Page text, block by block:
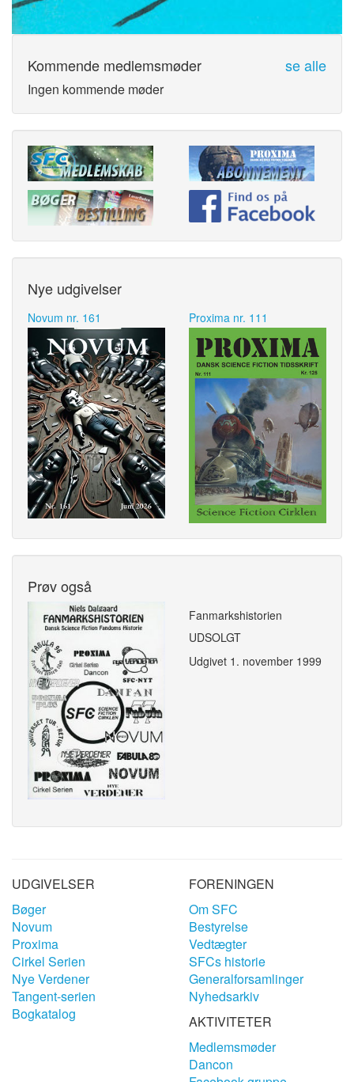
Kommende medlemsmøder se alle
Ingen kommende møder
Nye udgivelser
Novum nr. 161 Proxima nr. 111
Prøv også
Fanmarkshistorien
UDSOLGT
Udgivet 1. november 1999
UDGIVELSER
Bøger
Novum
Proxima
Cirkel Serien
Nye Verdener
Tangent-serien
Bogkatalog
FORENINGEN
Om SFC
Bestyrelse
Vedtægter
SFCs historie
Generalforsamlinger
Nyhedsarkiv
AKTIVITETER
Medlemsmøder
Dancon